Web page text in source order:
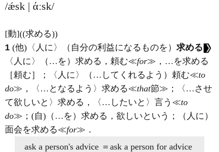
/ǽsk | άːsk/
[動]((求める))
1 (他) 〈人に〉（自分の利益になるものを） 求める
〈人に〉（…を）求める，頼む≪for≫，…を求める
［頼む］；〈人に〉（…してくれるよう）頼む≪to
do≫，〈…となるよう〉求める≪that節≫；〈…させ
て欲しいと〉求める，〈…したいと〉言う≪to
do≫； (自) （…を）求める，欲しいという；（人に）
面会を求める≪for≫ ．
ask a person's advice ＝ ask a person for advice